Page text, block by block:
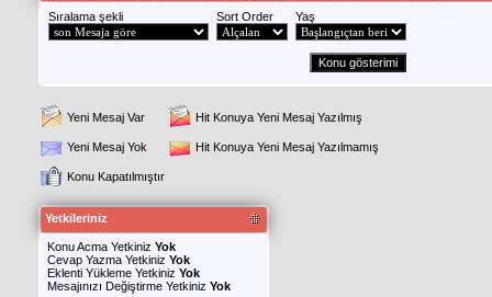
Sıralama şekli
Sort Order Yaş
Yeni Mesaj Var Hit Konuya Yeni Mesaj Yazılmış
Yeni Mesaj Yok Hit Konuya Yeni Mesaj Yazılmamış
Konu Kapatılmıştır
Yetkileriniz
Konu Acma Yetkiniz Yok
Cevap Yazma Yetkiniz Yok
Eklenti Yükleme Yetkiniz Yok
Mesajınızı Değiştirme Yetkiniz Yok